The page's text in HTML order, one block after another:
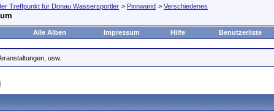
Treffpunkt für Donau Wassersportler > Pinnwand > Verschiedenes
Alle Alben Impressum Hilfe Benutzerliste
usw.